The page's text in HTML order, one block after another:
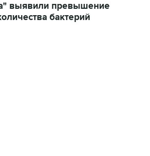
выявили превышение
бактерий